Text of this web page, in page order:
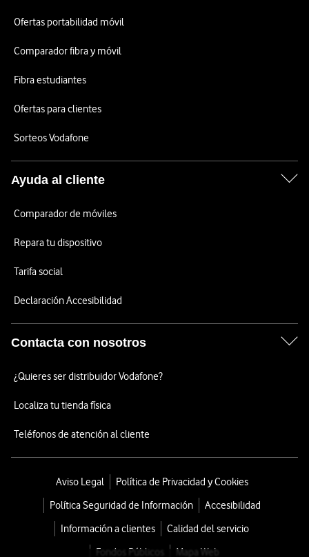
Ofertas portabilidad móvil
Comparador fibra y móvil
Fibra estudiantes
Ofertas para clientes
Sorteos Vodafone
Ayuda al cliente
Comparador de móviles
Repara tu dispositivo
Tarifa social
Declaración Accesibilidad
Contacta con nosotros
¿Quieres ser distribuidor Vodafone?
Localiza tu tienda física
Teléfonos de atención al cliente
Aviso Legal
Política de Privacidad y Cookies
Política Seguridad de Información
Accesibilidad
Información a clientes
Calidad del servicio
Fondos Públicos
Mapa Web